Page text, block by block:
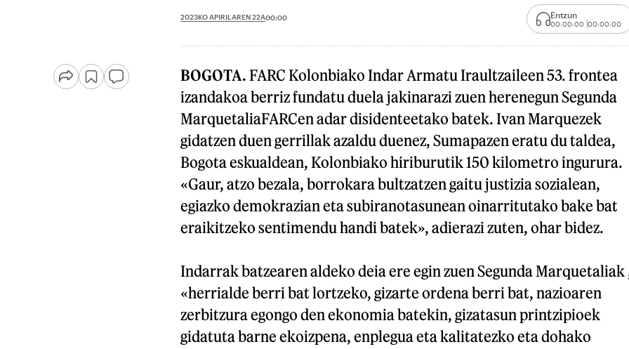
2023KO APIRILAREN 22A00:00 Entzun
00:00:00 00:00:00
BOGOTA. FARC Kolonbiako Indar Armatu Iraultzaileen 53. frontea
izandakoa berriz fundatu duela jakinarazi zuen herenegun Segunda
MarquetaliaFARCen adar disidenteetako batek. Ivan Marquezek
gidatzen duen gerrillak azaldu duenez, Sumapazen eratu du taldea,
Bogota eskualdean, Kolonbiako hiriburutik 150 kilometro ingurura.
«Gaur, atzo bezala, borrokara bultzatzen gaitu justizia sozialean,
egiazko demokrazian eta subiranotasunean oinarritutako bake bat
eraikitzeko sentimendu handi batek», adierazi zuten, ohar bidez.
Indarrak batzearen aldeko deia ere egin zuen Segunda Marquetaliak
«herrialde berri bat lortzeko, gizarte ordena berri bat, nazioaren
zerbitzura egongo den ekonomia batekin, gizatasun printzipioek
gidatuta barne ekoizpena, enplegua eta kalitatezko eta dohako